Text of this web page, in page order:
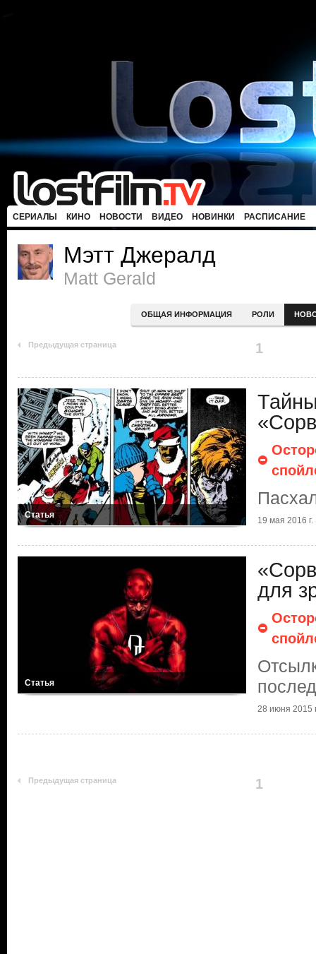
СЕРИАЛЫ КИНО НОВОСТИ ВИДЕО НОВИНКИ РАСПИСАНИЕ
Мэтт Джералд
Matt Gerald
ОБЩАЯ ИНФОРМАЦИЯ РОЛИ
Предыдущая страница 1
Статья
19 мая 2016 г.
Статья
для
28 июня 2015
Предыдущая страница 1